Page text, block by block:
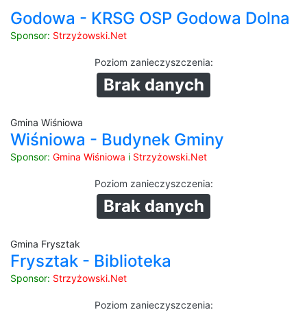
Godowa - KRSG OSP Godowa Dolna
Sponsor: Strzyżowski.Net
Poziom zanieczyszczenia:
Brak danych
Gmina Wiśniowa
Wiśniowa - Budynek Gminy
Sponsor: Gmina Wiśniowa i Strzyżowski.Net
Poziom zanieczyszczenia:
Brak danych
Gmina Frysztak
Frysztak - Biblioteka
Sponsor: Strzyżowski.Net
Poziom zanieczyszczenia: